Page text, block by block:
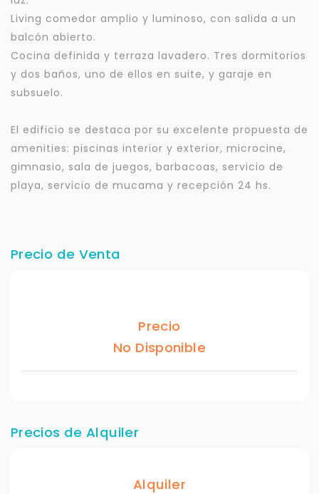
Living comedor amplio y luminoso, con salida a un
balcón abierto.
Cocina definida y terraza lavadero. Tres dormitorios
y dos baños, uno de ellos en suite, y garaje en
subsuelo.
El edificio se destaca por su excelente propuesta de
amenities: piscinas interior y exterior, microcine,
gimnasio, sala de juegos, barbacoas, servicio de
playa, servicio de mucama y recepción 24 hs.
Precio de Venta
Precio
No Disponible
Precios de Alquiler
Alquiler